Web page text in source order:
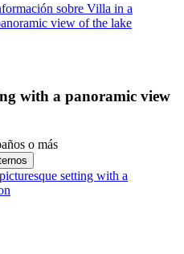
sobre Villa in a
view of the lake
with a panoramic view
o más
setting with a